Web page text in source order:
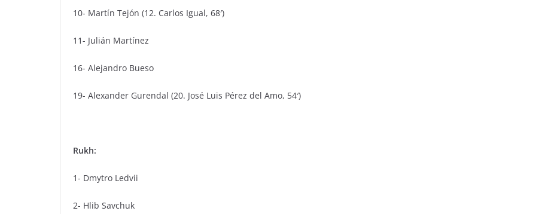
10- Martín Tejón (12. Carlos Igual, 68′)
11- Julián Martínez
16- Alejandro Bueso
19- Alexander Gurendal (20. José Luis Pérez del Amo, 54′)
Rukh:
1- Dmytro Ledvii
2- Hlib Savchuk